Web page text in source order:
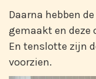
Daarna hebben
gemaakt en deze
En tenslotte zijn
voorzien.